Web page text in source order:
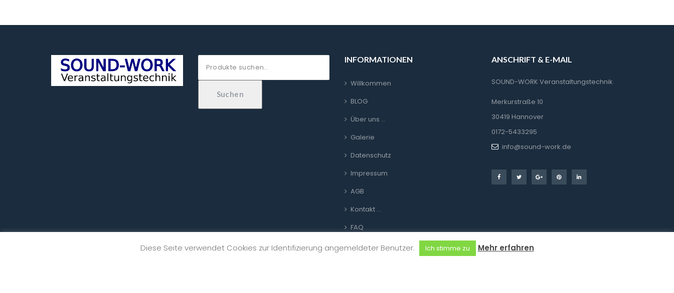
Suche
nach:
Suchen
INFORMATIONEN
Willkommen
BLOG
Über uns …
Galerie
Datenschutz
Impressum
AGB
Kontakt …
FAQ
Link zur Plattform für Online-
ANSCHRIFT & E-MAIL
SOUND-WORK Veranstaltungstechnik
Merkurstraße 10
30419 Hannover
0172-5433295
info@sound-work.de
Diese Seite verwendet Cookies zur Identifizierung angemeldeter Benutzer. Ich stimme zu Mehr erfahren